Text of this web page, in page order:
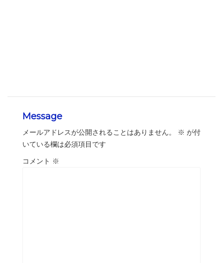
Message
メールアドレスが公開されることはありません。 ※ が付
いている欄は必須項目です
コメント ※